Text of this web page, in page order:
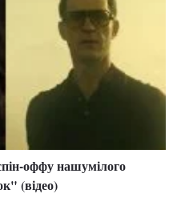
оффу нашумілого
(відео)